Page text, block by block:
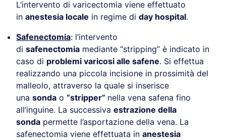
L’intervento di varicectomia viene effettuato
in anestesia locale in regime di day hospital.
Safenectomia: l’intervento
di safenectomia mediante “stripping” è indicato in
caso di problemi varicosi alle safene. Si effettua
realizzando una piccola incisione in prossimità del
malleolo, attraverso la quale si inserisce
una sonda o “stripper” nella vena safena fino
all’inguine. La successiva estrazione della
sonda permette l’asportazione della vena. La
safenectomia viene effettuata in anestesia